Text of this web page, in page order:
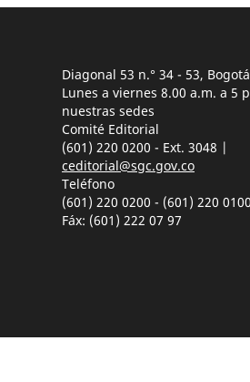
Diagonal 53 n.° 34 - 53,
Lunes a viernes 8.00 a.m. a 5
nuestras sedes
Comité Editorial
(601) 220 0200 - Ext. 3048 |
ceditorial@sgc.gov.co
Teléfono
(601) 220 0200 - (601) 220
Fáx: (601) 222 07 97